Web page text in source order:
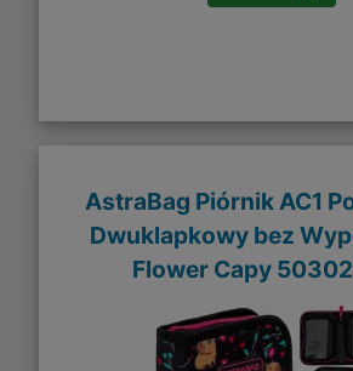
AstraBag Piórnik AC1
Dwuklapkowy bez
Flower Capy